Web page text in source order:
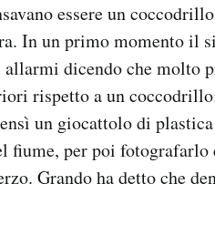
essere un
In un primo momento il
dicendo che molto
rispetto a un
un giocattolo di
fiume, per poi
Grando ha detto che